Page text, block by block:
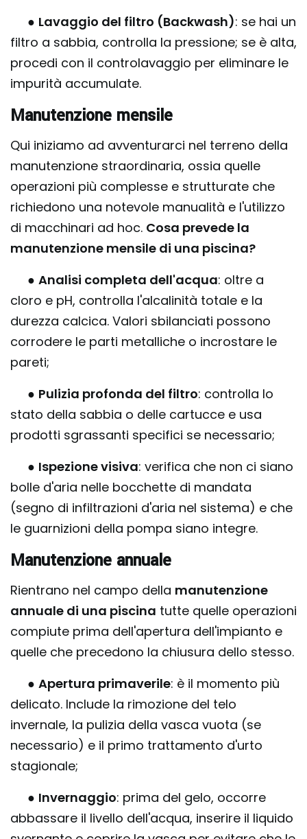
● Lavaggio del filtro (Backwash): se hai un
filtro a sabbia, controlla la pressione; se è alta,
procedi con il controlavaggio per eliminare le
impurità accumulate.
Manutenzione mensile
Qui iniziamo ad avventurarci nel terreno della
manutenzione straordinaria, ossia quelle
operazioni più complesse e strutturate che
richiedono una notevole manualità e l'utilizzo
di macchinari ad hoc. Cosa prevede la
manutenzione mensile di una piscina?
● Analisi completa dell'acqua: oltre a
cloro e pH, controlla l'alcalinità totale e la
durezza calcica. Valori sbilanciati possono
corrodere le parti metalliche o incrostare le
pareti;
● Pulizia profonda del filtro: controlla lo
stato della sabbia o delle cartucce e usa
prodotti sgrassanti specifici se necessario;
● Ispezione visiva: verifica che non ci siano
bolle d'aria nelle bocchette di mandata
(segno di infiltrazioni d'aria nel sistema) e che
le guarnizioni della pompa siano integre.
Manutenzione annuale
Rientrano nel campo della manutenzione
annuale di una piscina tutte quelle operazioni
compiute prima dell'apertura dell'impianto e
quelle che precedono la chiusura dello stesso.
● Apertura primaverile: è il momento più
delicato. Include la rimozione del telo
invernale, la pulizia della vasca vuota (se
necessario) e il primo trattamento d'urto
stagionale;
● Invernaggio: prima del gelo, occorre
abbassare il livello dell'acqua, inserire il liquido